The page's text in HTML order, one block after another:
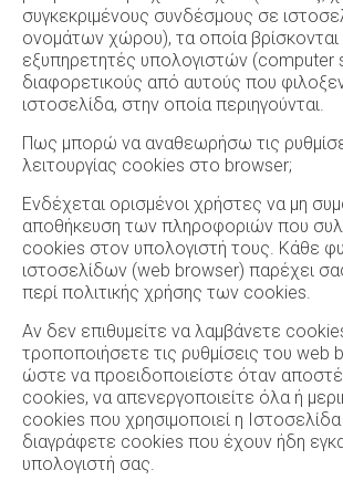
συγκεκριμένους συνδέσμους σε
ονομάτων χώρου), τα οποία βρίσκονται
εξυπηρετητές υπολογιστών (computer
διαφορετικούς από αυτούς που
ιστοσελίδα, στην οποία περιηγούνται.
Πως μπορώ να αναθεωρήσω τις
λειτουργίας cookies στο browser;
Ενδέχεται ορισμένοι χρήστες να μη
αποθήκευση των πληροφοριών που
cookies στον υπολογιστή τους. Κάθε
ιστοσελίδων (web browser) παρέχει
περί πολιτικής χρήσης των cookies.
Αν δεν επιθυμείτε να λαμβάνετε
τροποποιήσετε τις ρυθμίσεις του web
ώστε να προειδοποιείστε όταν
cookies, να απενεργοποιείτε όλα ή
cookies που χρησιμοποιεί η Ιστοσελίδα
διαγράφετε cookies που έχουν ήδη
υπολογιστή σας.